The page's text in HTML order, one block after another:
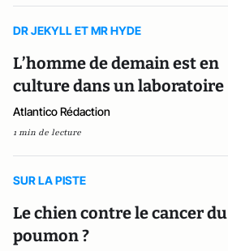
DR JEKYLL ET MR HYDE
L’homme de demain est en
culture dans un laboratoire
Atlantico Rédaction
1 min de lecture
SUR LA PISTE
Le chien contre le cancer du
poumon ?